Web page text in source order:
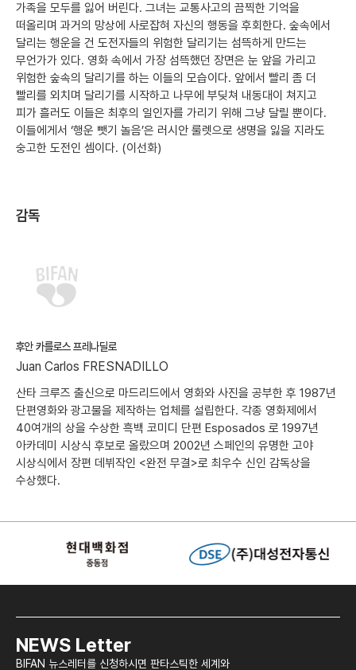
가족을 모두를 잃어 버린다. 그녀는 교통사고의 끔찍한 기억을
떠올리며 과거의 망상에 사로잡혀 자신의 행동을 후회한다. 숲속에서
달리는 행운을 건 도전자들의 위험한 달리기는 섬뜩하게 만드는
무언가가 있다. 영화 속에서 가장 섬뜩했던 장면은 눈 앞을 가리고
위험한 숲속의 달리기를 하는 이들의 모습이다. 앞에서 빨리 좀 더
빨리를 외치며 달리기를 시작하고 나무에 부딪쳐 내동대이 쳐지고
피가 흘러도 이들은 최후의 일인자를 가리기 위해 그냥 달릴 뿐이다.
이들에게서 ‘행운 뺏기 놀음’은 러시안 룰렛으로 생명을 잃을 지라도
숭고한 도전인 셈이다. (이선화)
감독
후안 카를로스 프레나딜로
Juan Carlos FRESNADILLO
산타 크루즈 출신으로 마드리드에서 영화와 사진을 공부한 후 1987년
단편영화와 광고물을 제작하는 업체를 설립한다. 각종 영화제에서
40여개의 상을 수상한 흑백 코미디 단편 Esposados 로 1997년
아카데미 시상식 후보로 올랐으며 2002년 스페인의 유명한 고야
시상식에서 장편 데뷔작인 <완전 무결>로 최우수 신인 감독상을
수상했다.
NEWS Letter
BIFAN 뉴스레터를 신청하시면 판타스틱한 세계와